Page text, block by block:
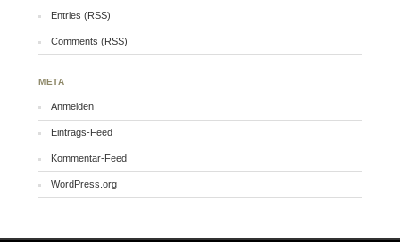
Entries (RSS)
Comments (RSS)
META
Anmelden
Eintrags-Feed
Kommentar-Feed
WordPress.org